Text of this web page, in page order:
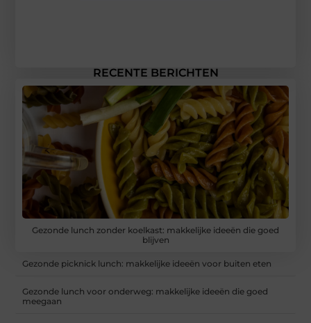
RECENTE BERICHTEN
Gezonde lunch zonder koelkast: makkelijke ideeën die goed
blijven
Gezonde picknick lunch: makkelijke ideeën voor buiten eten
Gezonde lunch voor onderweg: makkelijke ideeën die goed
meegaan